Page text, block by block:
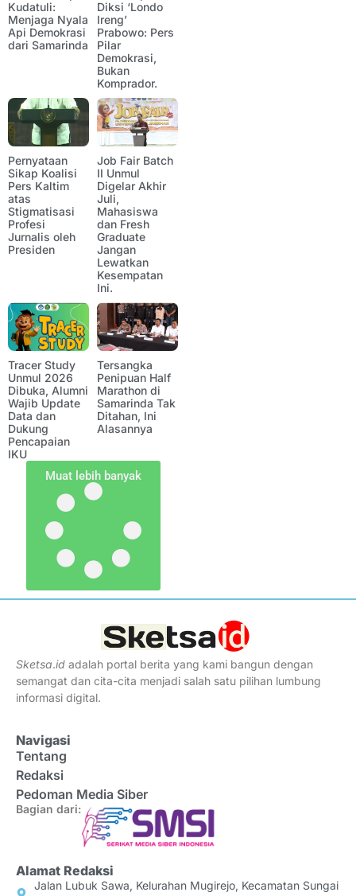
Kudatuli:
Menjaga Nyala
Api Demokrasi
dari Samarinda
Diksi ‘Londo
Ireng’
Prabowo: Pers
Pilar
Demokrasi,
Bukan
Komprador.
Pernyataan
Sikap Koalisi
Pers Kaltim
atas
Stigmatisasi
Profesi
Jurnalis oleh
Presiden
Job Fair Batch
II Unmul
Digelar Akhir
Juli,
Mahasiswa
dan Fresh
Graduate
Jangan
Lewatkan
Kesempatan
Ini.
Tracer Study
Unmul 2026
Dibuka, Alumni
Wajib Update
Data dan
Dukung
Pencapaian
IKU
Tersangka
Penipuan Half
Marathon di
Samarinda Tak
Ditahan, Ini
Alasannya
Muat lebih banyak
Sketsa.id adalah portal berita yang kami bangun dengan
semangat dan cita-cita menjadi salah satu pilihan lumbung
informasi digital.
Navigasi
Tentang
Redaksi
Pedoman Media Siber
Bagian dari:
Alamat Redaksi
Jalan Lubuk Sawa, Kelurahan Mugirejo, Kecamatan Sungai